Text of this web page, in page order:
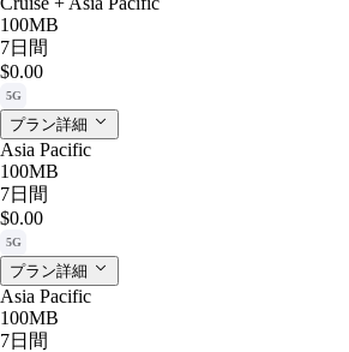
100MB
7日間
$0.00
5G
プラン詳細
Asia Pacific
100MB
7日間
$0.00
5G
プラン詳細
Asia Pacific
100MB
7日間